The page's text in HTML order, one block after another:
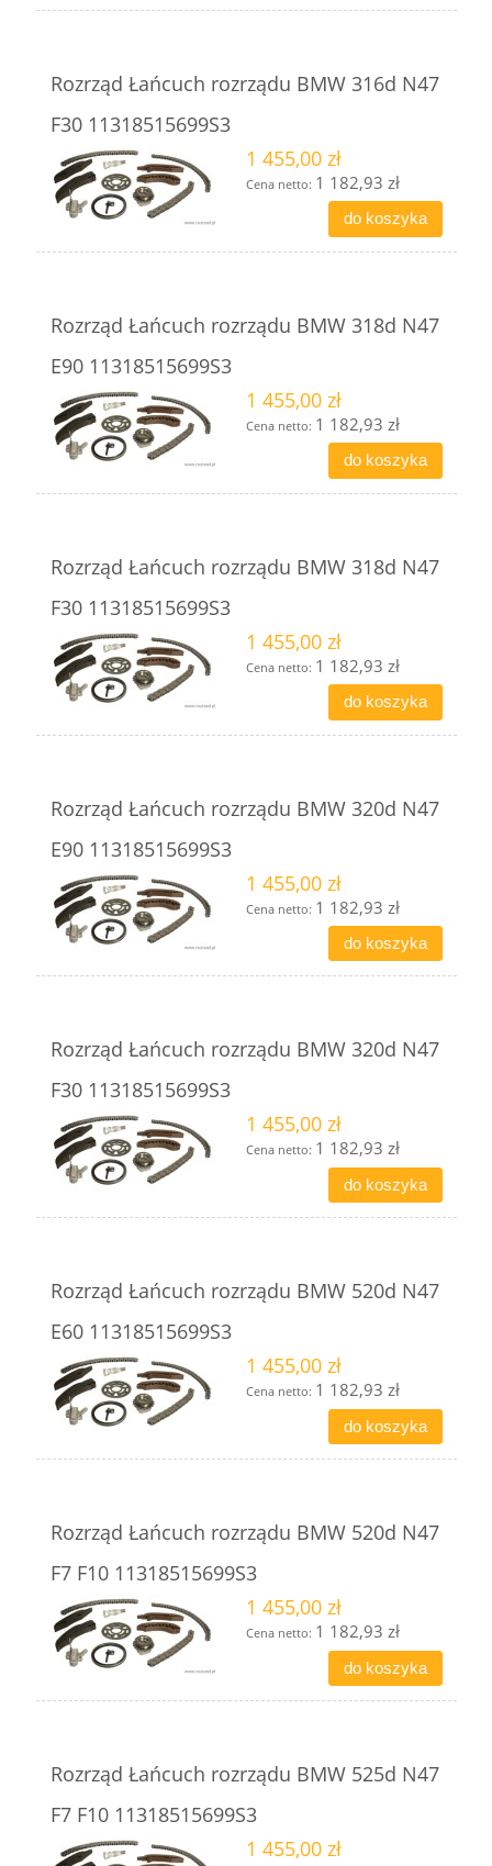
Rozrząd Łańcuch rozrządu BMW 316d N47
F30 11318515699S3
1 455,00 zł
Cena netto: 1 182,93 zł
do koszyka
Rozrząd Łańcuch rozrządu BMW 318d N47
E90 11318515699S3
1 455,00 zł
Cena netto: 1 182,93 zł
do koszyka
Rozrząd Łańcuch rozrządu BMW 318d N47
F30 11318515699S3
1 455,00 zł
Cena netto: 1 182,93 zł
do koszyka
Rozrząd Łańcuch rozrządu BMW 320d N47
E90 11318515699S3
1 455,00 zł
Cena netto: 1 182,93 zł
do koszyka
Rozrząd Łańcuch rozrządu BMW 320d N47
F30 11318515699S3
1 455,00 zł
Cena netto: 1 182,93 zł
do koszyka
Rozrząd Łańcuch rozrządu BMW 520d N47
E60 11318515699S3
1 455,00 zł
Cena netto: 1 182,93 zł
do koszyka
Rozrząd Łańcuch rozrządu BMW 520d N47
F7 F10 11318515699S3
1 455,00 zł
Cena netto: 1 182,93 zł
do koszyka
Rozrząd Łańcuch rozrządu BMW 525d N47
F7 F10 11318515699S3
1 455,00 zł